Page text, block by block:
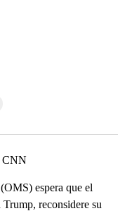
CNN
espera que el
reconsidere su